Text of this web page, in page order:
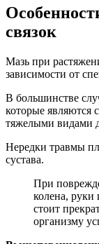
связок
Мазь при
зависимости от
В большинстве
которые являются
тяжелыми видами
Нередки травмы
сустава.
При
колена, руки
стоит
организму